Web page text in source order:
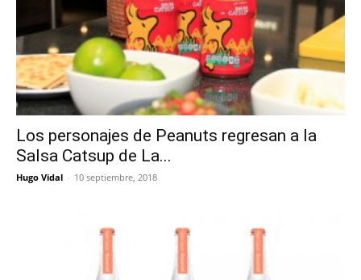
Los personajes de Peanuts regresan a la
Salsa Catsup de La...
Hugo Vidal - 10 septiembre, 2018